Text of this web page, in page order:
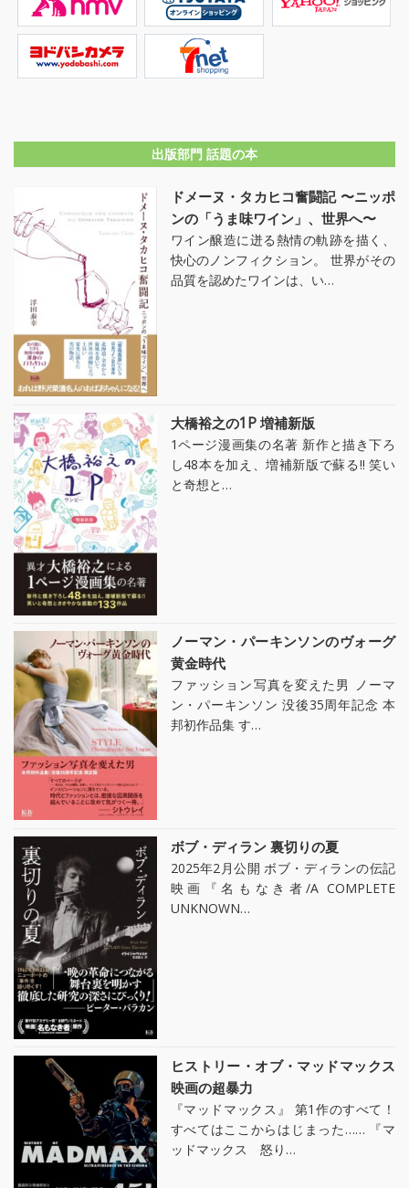
出版部門 話題の本
ドメーヌ・タカヒコ奮闘記 〜ニッポ
ンの「うま味ワイン」、世界へ〜
ワイン醸造に迸る熱情の軌跡を描く、
快心のノンフィクション。 世界がその
品質を認めたワインは、い…
大橋裕之の1P 増補新版
1ページ漫画集の名著 新作と描き下ろ
し48本を加え、増補新版で蘇る!! 笑い
と奇想と…
ノーマン・パーキンソンのヴォーグ
黄金時代
ファッション写真を変えた男 ノーマ
ン・パーキンソン 没後35周年記念 本
邦初作品集 す…
ボブ・ディラン 裏切りの夏
2025年2月公開 ボブ・ディランの伝記
映画『名もなき者/A COMPLETE
UNKNOWN…
ヒストリー・オブ・マッドマックス
映画の超暴力
『マッドマックス』 第1作のすべて！
すべてはここからはじまった…… 『マ
ッドマックス 怒り…